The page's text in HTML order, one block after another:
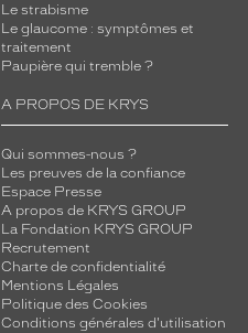
Le strabisme
Le glaucome : symptômes et
traitement
Paupière qui tremble ?
A PROPOS DE KRYS
Qui sommes-nous ?
Les preuves de la confiance
Espace Presse
A propos de KRYS GROUP
La Fondation KRYS GROUP
Recrutement
Charte de confidentialité
Mentions Légales
Politique des Cookies
Conditions générales d'utilisation